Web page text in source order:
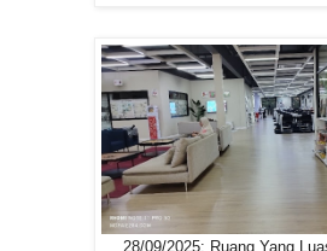
28/09/2025: Ruang Yang